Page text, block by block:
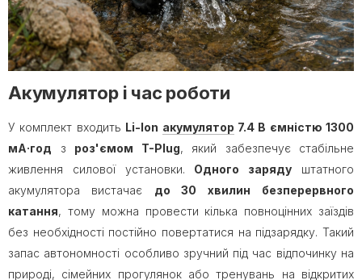
Акумулятор і час роботи
У комплект входить Li-Ion акумулятор 7.4 В ємністю 1300
мА·год з роз'ємом T-Plug, який забезпечує стабільне
живлення силової установки. Одного заряду штатного
акумулятора вистачає до 30 хвилин
безперервного
катання, тому можна провести кілька повноцінних заїздів
без необхідності постійно повертатися на підзарядку. Такий
запас автономності особливо зручний під час відпочинку на
природі, сімейних прогулянок або тренувань на відкритих